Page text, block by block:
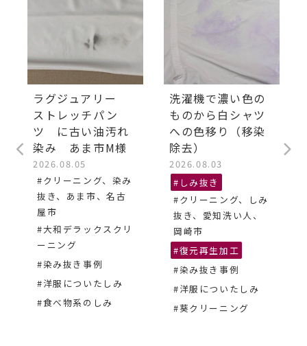
ラグジュアリー
ストレッチパン
ツ に古い油汚れ
染み あま市M様
2026.08.05
#クリーニング、染み
抜き、あま市、名古
屋市
#大和デラックスクリ
ーニング
#染み抜き事例
#洋服についたしみ
#食べ物系のしみ
洗濯機で濃い色の
ものから白シャツ
への色移り（移染
除去）
2026.08.03
#しみ抜き
#クリーニング、しみ
抜き、愛知洗い人、
岡崎市
#復元再生加工
#染み抜き事例
#洋服についたしみ
#葵クリーニング